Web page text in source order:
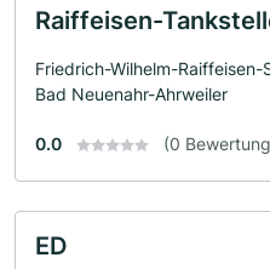
Raiffeisen-
Friedrich-Wilhelm-
Bad Neuenahr-Ahrweiler
0.0 (0
ED